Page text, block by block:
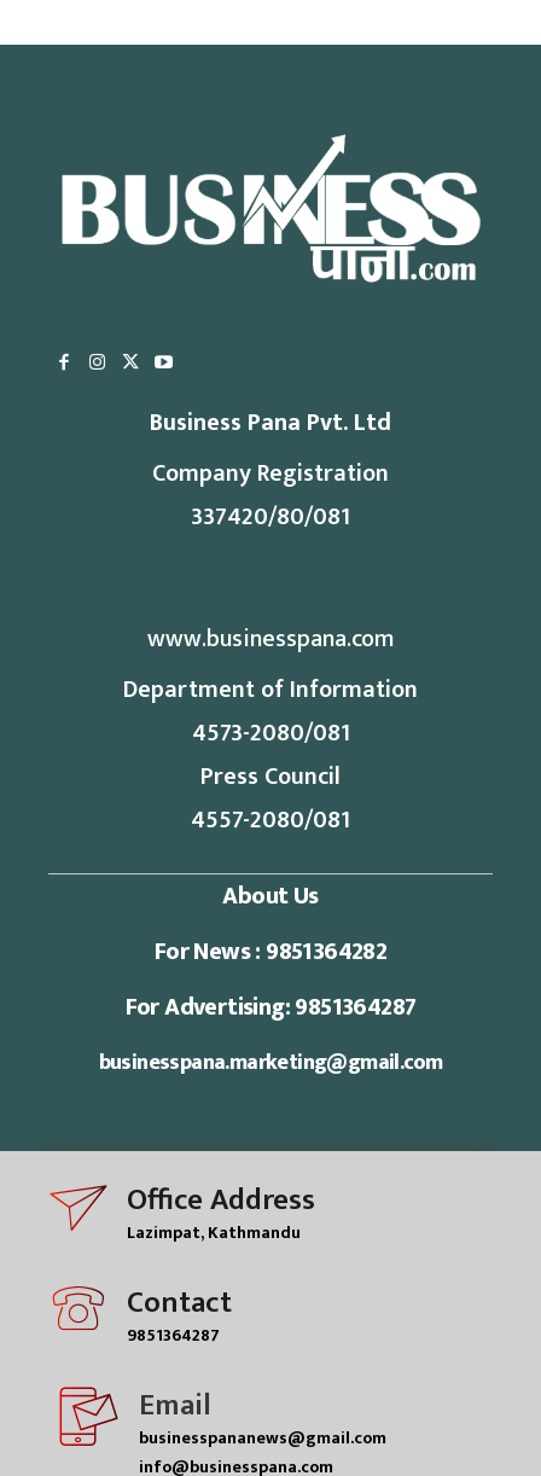
Business Pana Pvt. Ltd
Company Registration
337420/80/081
www.businesspana.com
Department of Information
4573-2080/081
Press Council
4557-2080/081
About Us
For News : 9851364282
For Advertising: 9851364287
businesspana.marketing@gmail.com
Office Address
Lazimpat, Kathmandu
Contact
9851364287
Email
businesspananews@gmail.com
info@businesspana.com